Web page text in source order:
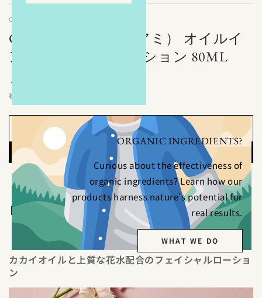
ORGANIC INGREDIENTS?
Curious about the effectiveness of
organic ingredients? Learn how our
products harness nature’s potential for
real results.
WHAT WE DO
COCO AMIE（ココアミ）
COCO AMIE（ココアミ） オイルイ
ンフェイシャルローション 80ML
定
価
¥
税込み。
カートに入れる
別のお支払い方法
カカイオイルと上質な花水配合のフェイシャルローショ
ン